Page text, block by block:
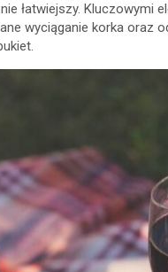
łatwiejszy. Kluczowymi
wyciąganie korka oraz